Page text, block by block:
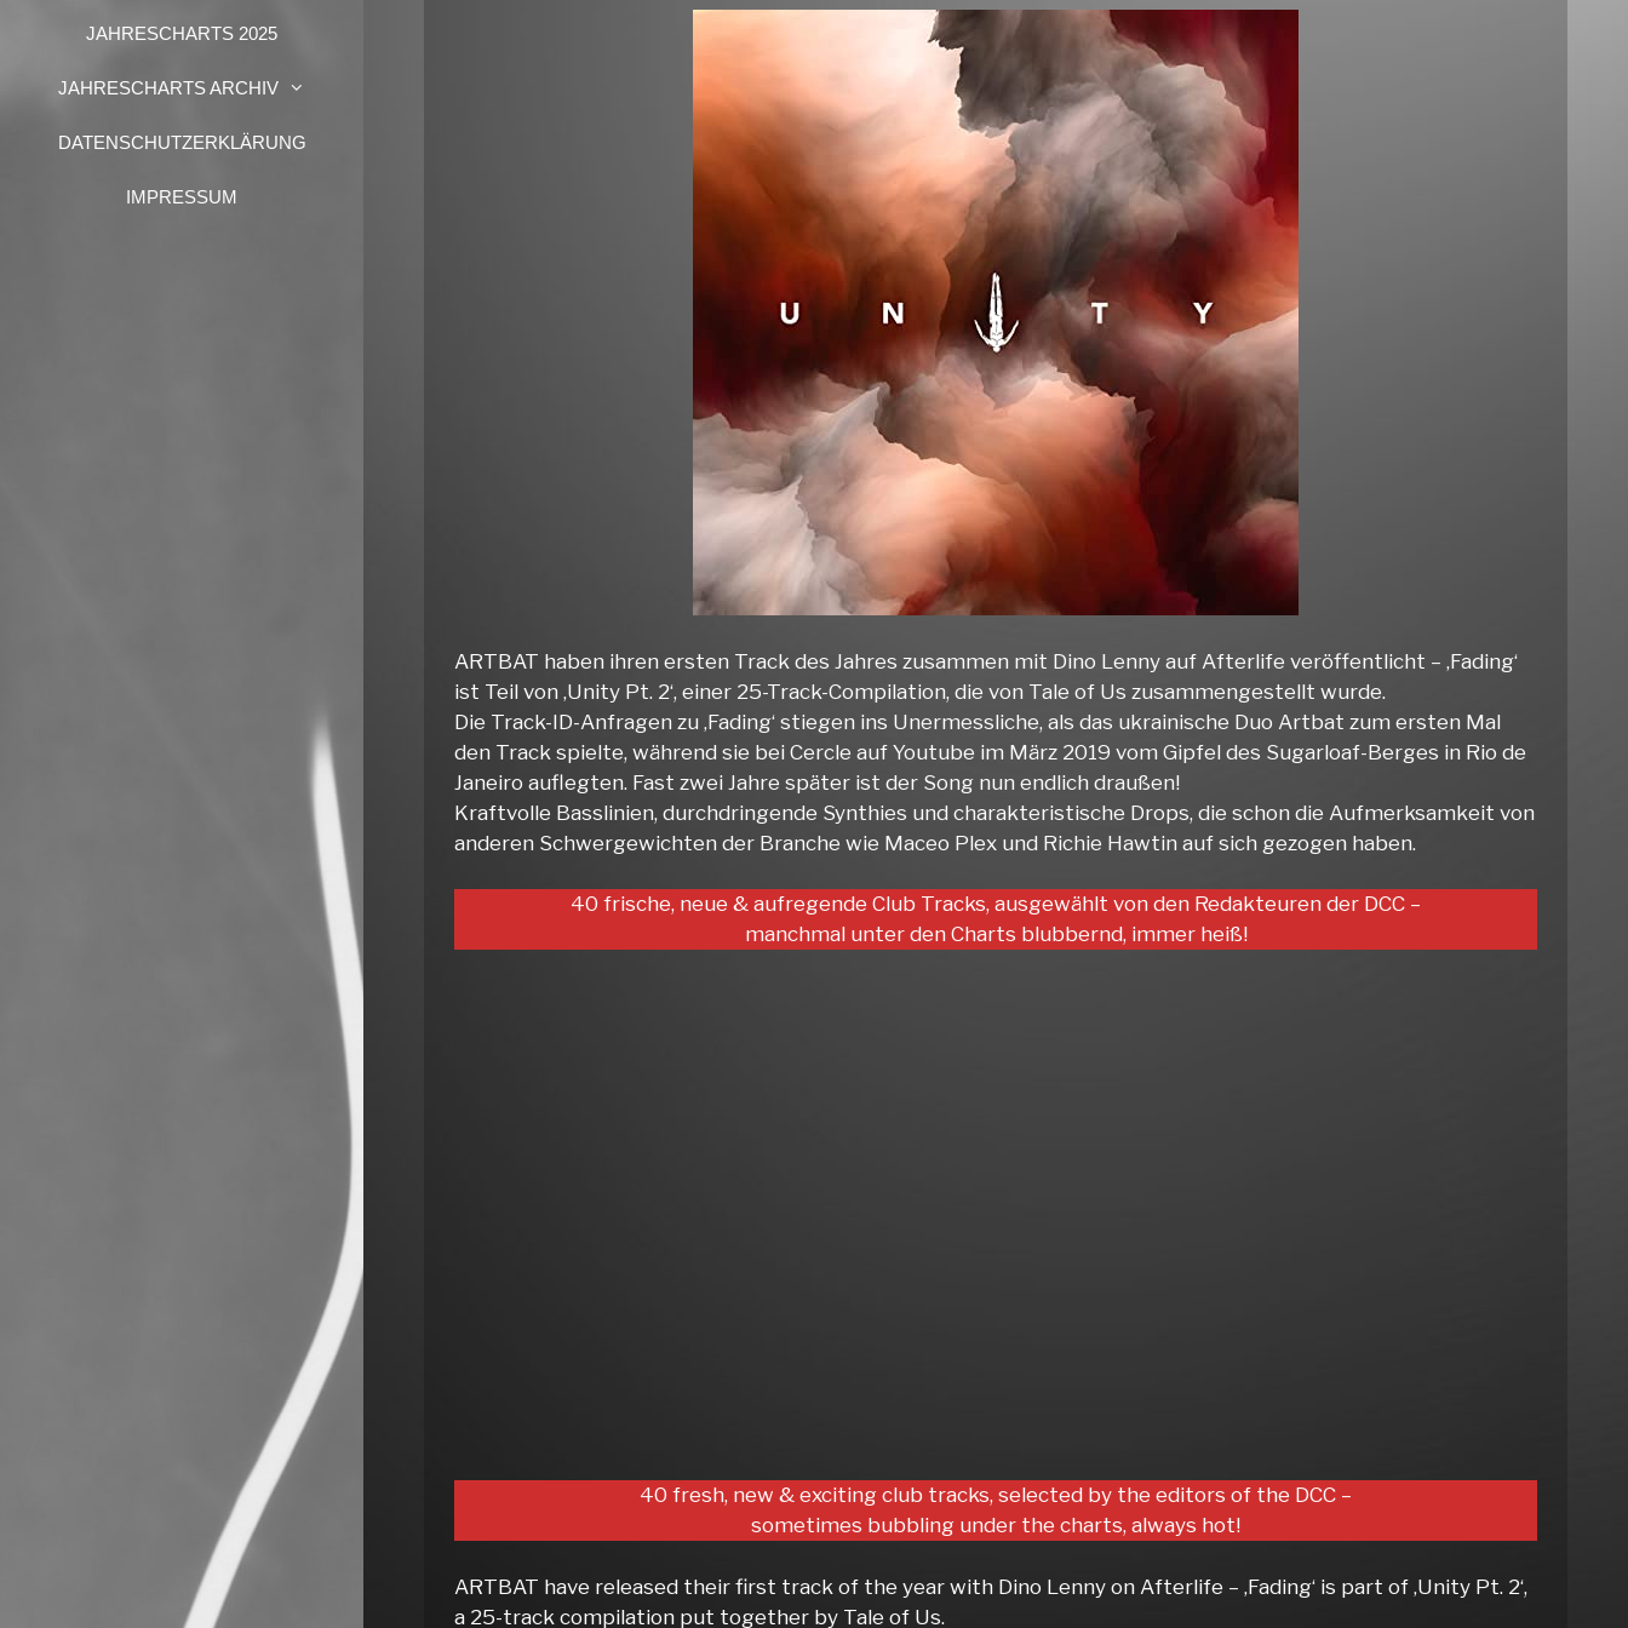
JAHRESCHARTS 2025
JAHRESCHARTS ARCHIV
DATENSCHUTZERKLÄRUNG
IMPRESSUM
ARTBAT haben ihren ersten Track des Jahres zusammen mit Dino Lenny auf Afterlife veröffentlicht – ‚Fading‘
ist Teil von ‚Unity Pt. 2‘, einer 25-Track-Compilation, die von Tale of Us zusammengestellt wurde.
Die Track-ID-Anfragen zu ‚Fading‘ stiegen ins Unermessliche, als das ukrainische Duo Artbat zum ersten Mal
den Track spielte, während sie bei Cercle auf Youtube im März 2019 vom Gipfel des Sugarloaf-Berges in Rio de
Janeiro auflegten. Fast zwei Jahre später ist der Song nun endlich draußen!
Kraftvolle Basslinien, durchdringende Synthies und charakteristische Drops, die schon die Aufmerksamkeit von
anderen Schwergewichten der Branche wie Maceo Plex und Richie Hawtin auf sich gezogen haben.
40 frische, neue & aufregende Club Tracks, ausgewählt von den Redakteuren der DCC –
manchmal unter den Charts blubbernd, immer heiß!
40 fresh, new & exciting club tracks, selected by the editors of the DCC –
sometimes bubbling under the charts, always hot!
ARTBAT have released their first track of the year with Dino Lenny on Afterlife – ‚Fading‘ is part of ‚Unity Pt. 2‘,
a 25-track compilation put together by Tale of Us.